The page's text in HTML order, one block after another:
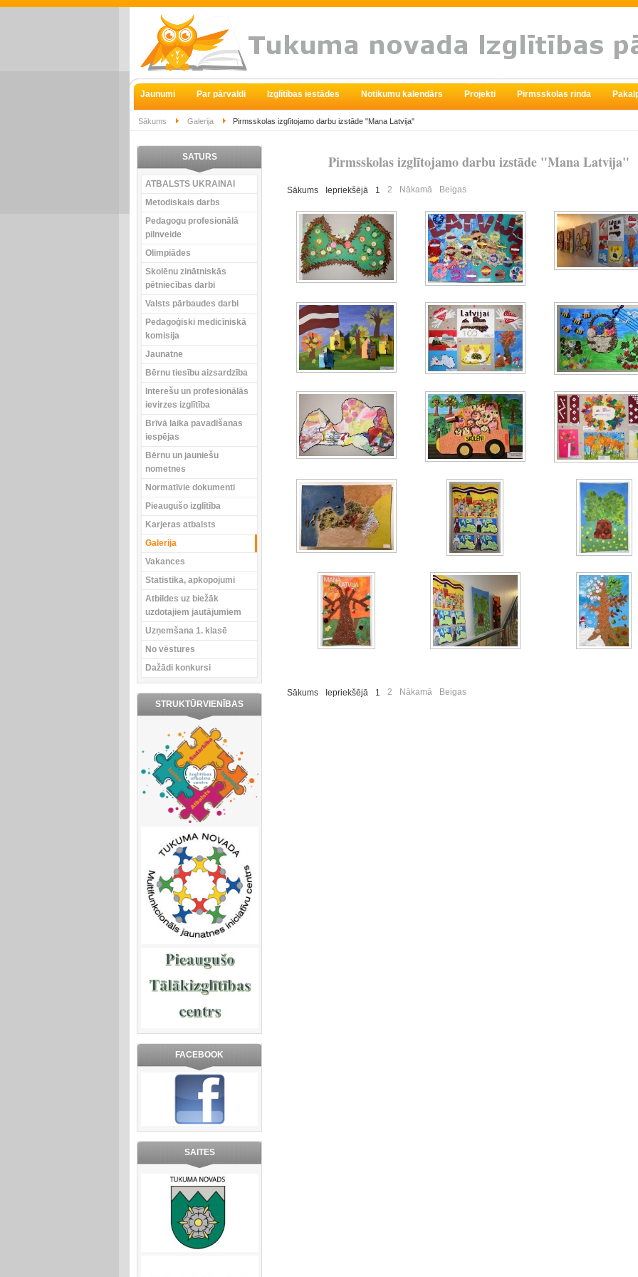
Jaunumi Par pārvaldi Izglītības iestādes Notikumu kalendārs Projekti Pirmsskolas rinda
Sākums Galerija Pirmsskolas izglītojamo darbu izstāde "Mana Latvija"
Pirmsskolas izglītojamo darbu izstāde "Mana Latvija"
Sākums Iepriekšējā 1 2 Nākamā Beigas
Sākums Iepriekšējā 1 2 Nākamā Beigas
SATURS
ATBALSTS UKRAINAI
Metodiskais darbs
Pedagogu profesionālā
pilnveide
Olimpiādes
Skolēnu zinātniskās
pētniecības darbi
Valsts pārbaudes darbi
Pedagoģiski medicīniskā
komisija
Jaunatne
Bērnu tiesību aizsardzība
Interešu un profesionālās
ievirzes izglītība
Brīvā laika pavadīšanas
iespējas
Bērnu un jauniešu
nometnes
Normatīvie dokumenti
Pieaugušo izglītība
Karjeras atbalsts
Galerija
Vakances
Statistika, apkopojumi
Atbildes uz biežāk
uzdotajiem jautājumiem
Uzņemšana 1. klasē
No vēstures
Dažādi konkursi
STRUKTŪRVIENĪBAS
FACEBOOK
SAITES